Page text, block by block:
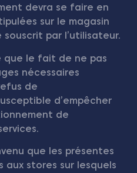
devra se faire en
sur le magasin
par l’utilisateur.
que le fait de ne pas
nécessaires
de
d’empêcher
de
que les présentes
aux stores sur lesquels